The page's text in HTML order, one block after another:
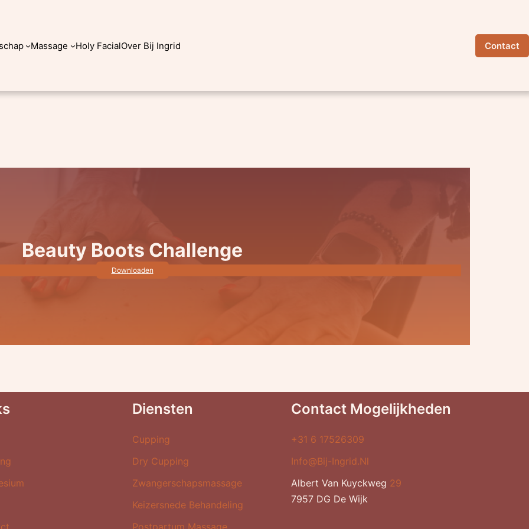
Massage Holy FacialOver Bij Ingrid Contact
Beauty Boots Challenge
Downloaden
Diensten
Cupping
Dry Cupping
Zwangerschapsmassage
Keizersnede Behandeling
Postpartum Massage
Contact Mogelijkheden
+31 6 17526309
Info@bij-Ingrid.nl
Albert Van Kuyckweg 29
7957 DG De Wijk